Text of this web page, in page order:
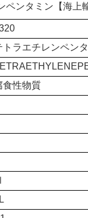
ペンタミン【海上
トラエチレンペン
食性物質